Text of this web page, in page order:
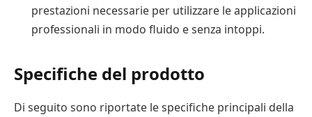
prestazioni necessarie per utilizzare le applicazioni
professionali in modo fluido e senza intoppi.
Specifiche del prodotto
Di seguito sono riportate le specifiche principali della